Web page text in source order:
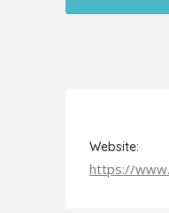
Website:
https://